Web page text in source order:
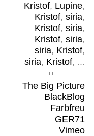
Kristof, Lupine,
Kristof, siria,
Kristof, siria,
Kristof, siria,
siria, Kristof,
siria, Kristof, ...
The Big Picture
BlackBlog
Farbfreu
GER71
Vimeo